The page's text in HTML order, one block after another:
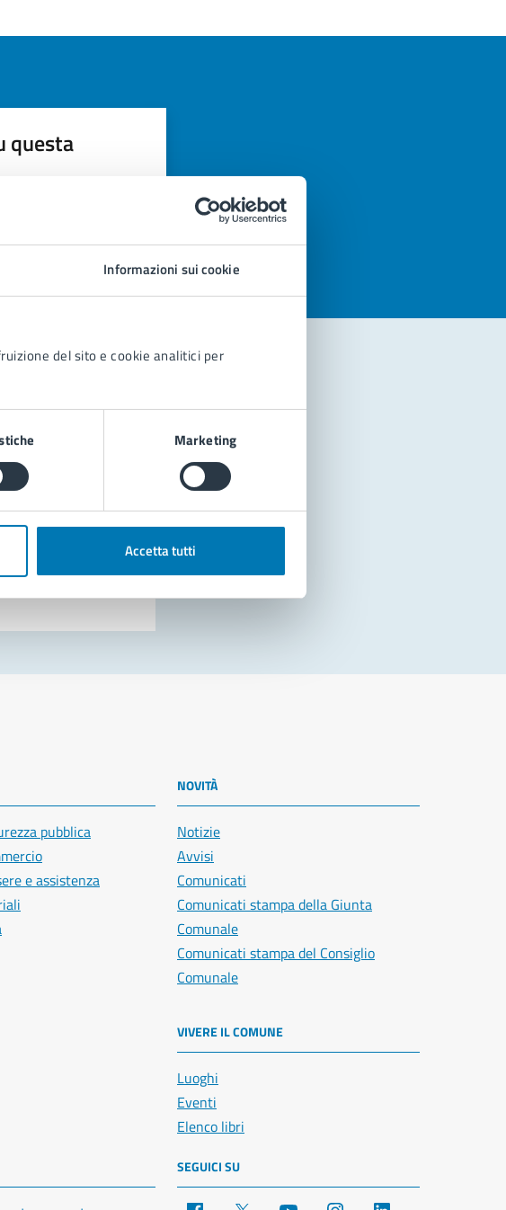
Informazioni sui cookie
del sito e cookie analitici per
Marketing
Accetta tutti
questa
pubblica
e assistenza
NOVITÀ
Notizie
Avvisi
Comunicati
Comunicati stampa della Giunta
Comunale
Comunicati stampa del Consiglio
Comunale
VIVERE IL COMUNE
Luoghi
Eventi
Elenco libri
SEGUICI SU